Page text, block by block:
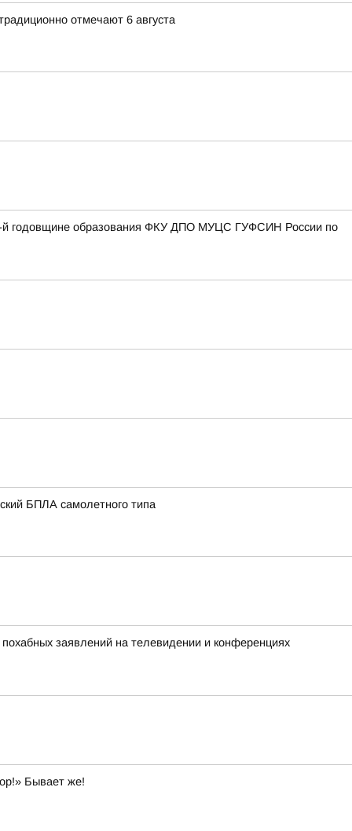
отмечают 6 августа
й годовщине образования ФКУ ДПО МУЦС ГУФСИН России по
БПЛА самолетного типа
заявлений на телевидении и конференциях
Бывает же!